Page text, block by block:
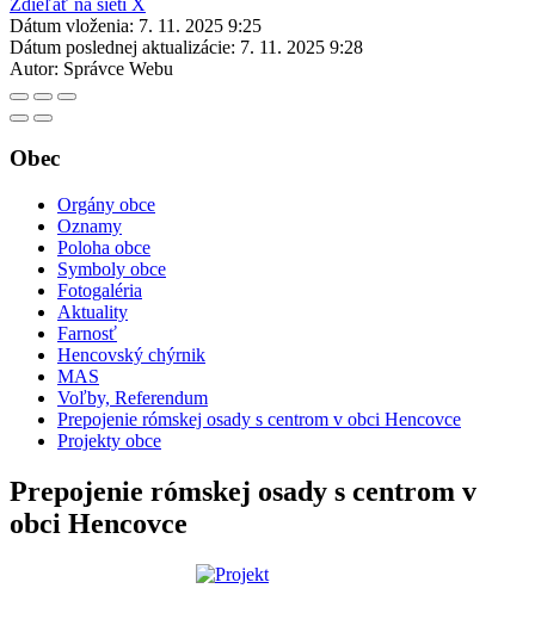
Zdieľať na sieti X
Dátum vloženia: 7. 11. 2025 9:25
Dátum poslednej aktualizácie: 7. 11. 2025 9:28
Autor: Správce Webu
Obec
Orgány obce
Oznamy
Poloha obce
Symboly obce
Fotogaléria
Aktuality
Farnosť
Hencovský chýrnik
MAS
Voľby, Referendum
Prepojenie rómskej osady s centrom v obci Hencovce
Projekty obce
Prepojenie rómskej osady s centrom v
obci Hencovce